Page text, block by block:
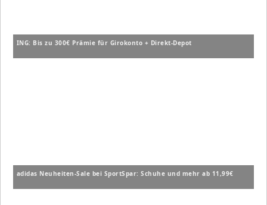
ING: Bis zu 300€ Prämie für Girokonto + Direkt-Depot
adidas Neuheiten-Sale bei SportSpar: Schuhe und mehr ab 11,99€